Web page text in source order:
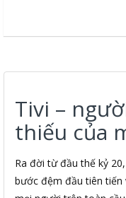
Tivi –
thiếu của
Ra đời từ đầu thế kỷ
bước đệm đầu tiên tiến